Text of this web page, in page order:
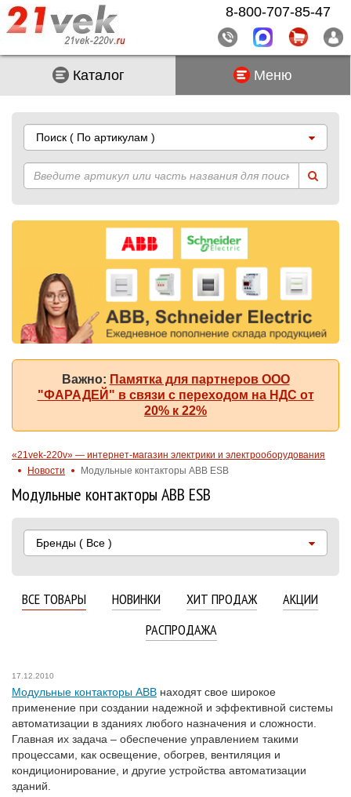
Каталог Меню
Поиск ( По артикулам )
Важно: Памятка для партнеров ООО
"ФАРАДЕЙ" в связи с переходом на НДС от
20% к 22%
«21vek-220v» — интернет-магазин электрики и электрооборудования
Новости
Модульные контакторы ABB ESB
Модульные контакторы ABB ESB
Бренды ( Все )
ВСЕ ТОВАРЫ НОВИНКИ ХИТ ПРОДАЖ
АКЦИИ
РАСПРОДАЖА
17.12.2010
Модульные контакторы АВВ находят свое широкое
применение при создании надежной и эффективной системы
автоматизации в зданиях любого назначения и сложности.
Главная их задача – обеспечение управлением такими
процессами, как освещение, обогрев, вентиляция и
кондиционирование, и другие устройства автоматизации
зданий.
8-800-707-85-47